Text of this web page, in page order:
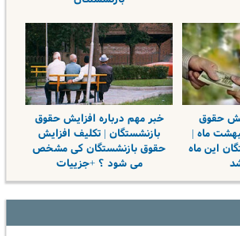
حقوق
ماه |
این ماه
خبر مهم درباره افزایش حقوق
بازنشستگان | تکلیف افزایش
حقوق بازنشستگان کی مشخص
می شود ؟ +جزییات